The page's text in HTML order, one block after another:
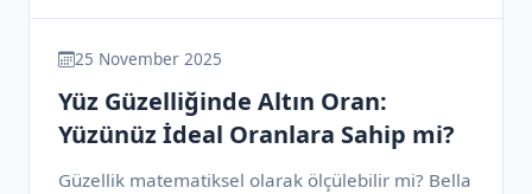
25 November 2025
Yüz Güzelliğinde Altın Oran:
Yüzünüz İdeal Oranlara Sahip mi?
Güzellik matematiksel olarak ölçülebilir mi? Bella